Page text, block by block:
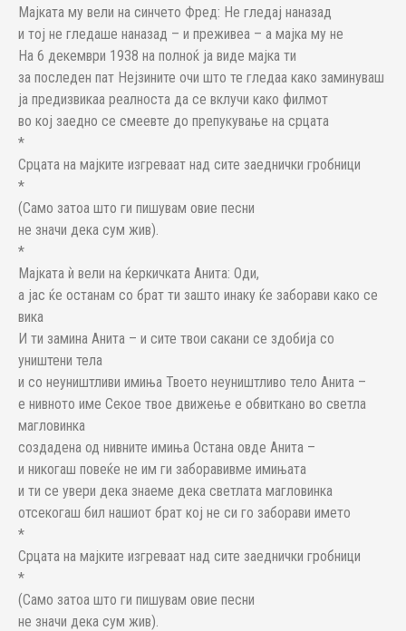
Мајката му вели на синчето Фред: Не гледај наназад
и тој не гледаше наназад – и преживеа – а мајка му не
На 6 декември 1938 на полноќ ја виде мајка ти
за последен пат Нејзините очи што те гледаа како заминуваш
ја предизвикаа реалноста да се вклучи како филмот
во кој заедно се смеевте до препукување на срцата
*
Срцата на мајките изгреваат над сите заеднички гробници
*
(Само затоа што ги пишувам овие песни
не значи дека сум жив).
*
Мајката ѝ вели на ќеркичката Анита: Оди,
а јас ќе останам со брат ти зашто инаку ќе заборави како се
вика
И ти замина Анита – и сите твои сакани се здобија со
уништени тела
и со неуништливи имиња Твоето неуништливо тело Анита –
е нивното име Секое твое движење е обвиткано во светла
магловинка
создадена од нивните имиња Остана овде Анита –
и никогаш повеќе не им ги заборавивме имињата
и ти се увери дека знаеме дека светлата магловинка
отсекогаш бил нашиот брат кој не си го заборави името
*
Срцата на мајките изгреваат над сите заеднички гробници
*
(Само затоа што ги пишувам овие песни
не значи дека сум жив).